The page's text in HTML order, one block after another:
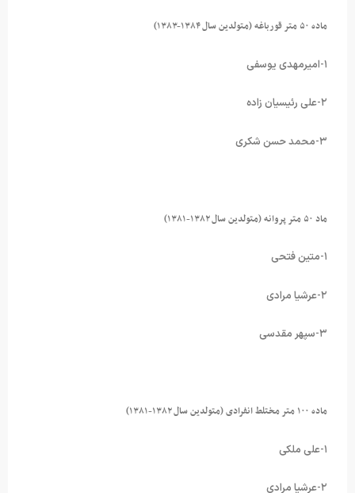
ماده ۵۰ متر قورباغه (متولدین سال ۱۳۸۴-۱۳۸۳)
۲-علی رئیسیان زاده
۳-محمد حسن شکری
ماد ۵۰ متر پروانه (متولدین سال ۱۳۸۲-۱۳۸۱)
۲-عرشیا مرادی
۳-سپهر مقدسی
ماده ۱۰۰ متر مختلط انفرادی (متولدین سال ۱۳۸۲-۱۳۸۱)
۲-عرشیا مرادی